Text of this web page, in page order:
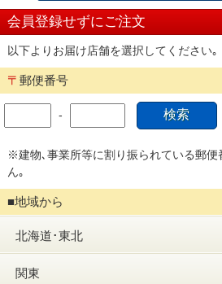
会員登録せずにご注文
以下よりお届け店舗を選択してください｡
〒 郵便番号
-
※建物､事業所等に割り振られている郵
ん｡
■地域から
北海道･東北
関東